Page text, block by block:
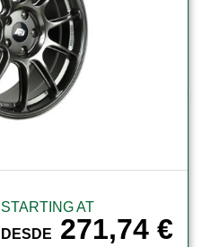
STARTING AT
DESDE
271,74€